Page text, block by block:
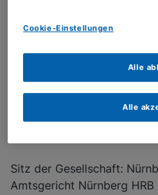
Vertreten wird die
GmbH durch die
Sitz der Gesellschaft:
Amtsgericht Nürnberg HRB
Cookie-Einstellungen
Alle
Alle